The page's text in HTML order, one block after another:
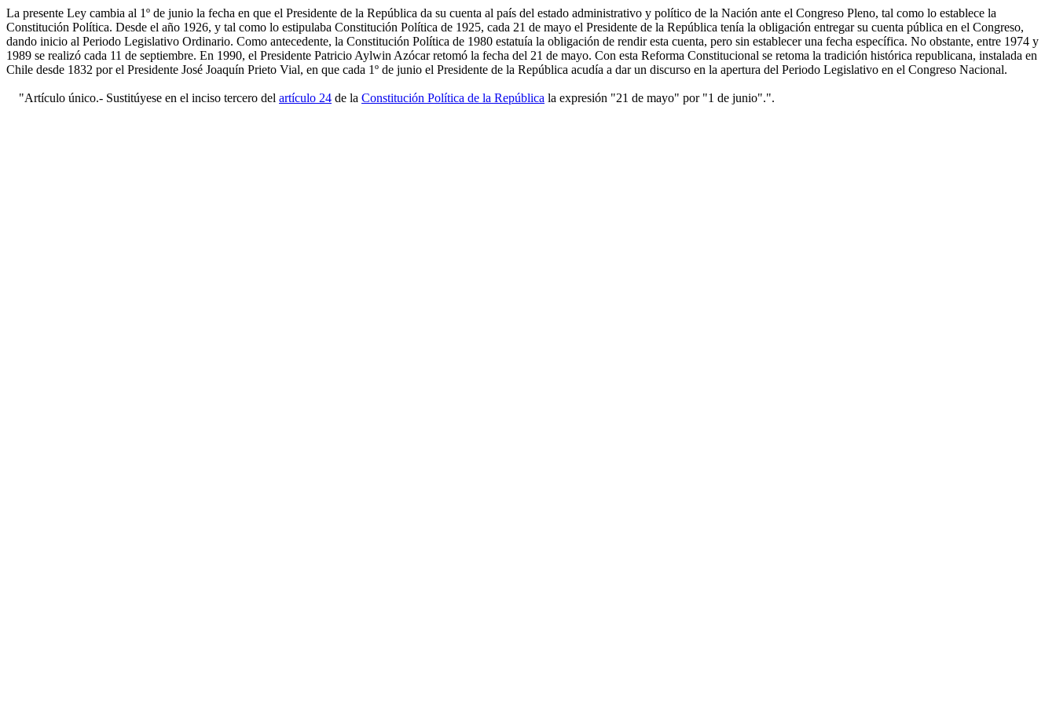
La presente Ley cambia al 1º de junio la fecha en que el Presidente de la República da su cuenta al país del estado administrativo y político de la Nación ante el Congreso Pleno, tal como lo establece la
Constitución Política. Desde el año 1926, y tal como lo estipulaba Constitución Política de 1925, cada 21 de mayo el Presidente de la República tenía la obligación entregar su cuenta pública en el Congreso,
dando inicio al Periodo Legislativo Ordinario. Como antecedente, la Constitución Política de 1980 estatuía la obligación de rendir esta cuenta, pero sin establecer una fecha específica. No obstante, entre 1974 y
1989 se realizó cada 11 de septiembre. En 1990, el Presidente Patricio Aylwin Azócar retomó la fecha del 21 de mayo. Con esta Reforma Constitucional se retoma la tradición histórica republicana, instalada en
Chile desde 1832 por el Presidente José Joaquín Prieto Vial, en que cada 1º de junio el Presidente de la República acudía a dar un discurso en la apertura del Periodo Legislativo en el Congreso Nacional.
"Artículo único.- Sustitúyese en el inciso tercero del artículo 24 de la Constitución Política de la República la expresión "21 de mayo" por "1 de junio".".